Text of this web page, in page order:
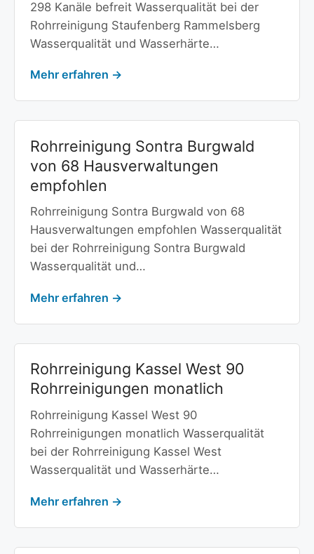
298 Kanäle befreit Wasserqualität bei der
Rohrreinigung Staufenberg Rammelsberg
Wasserqualität und Wasserhärte…
Mehr erfahren →
Rohrreinigung Sontra Burgwald
von 68 Hausverwaltungen
empfohlen
Rohrreinigung Sontra Burgwald von 68
Hausverwaltungen empfohlen Wasserqualität
bei der Rohrreinigung Sontra Burgwald
Wasserqualität und…
Mehr erfahren →
Rohrreinigung Kassel West 90
Rohrreinigungen monatlich
Rohrreinigung Kassel West 90
Rohrreinigungen monatlich Wasserqualität
bei der Rohrreinigung Kassel West
Wasserqualität und Wasserhärte…
Mehr erfahren →